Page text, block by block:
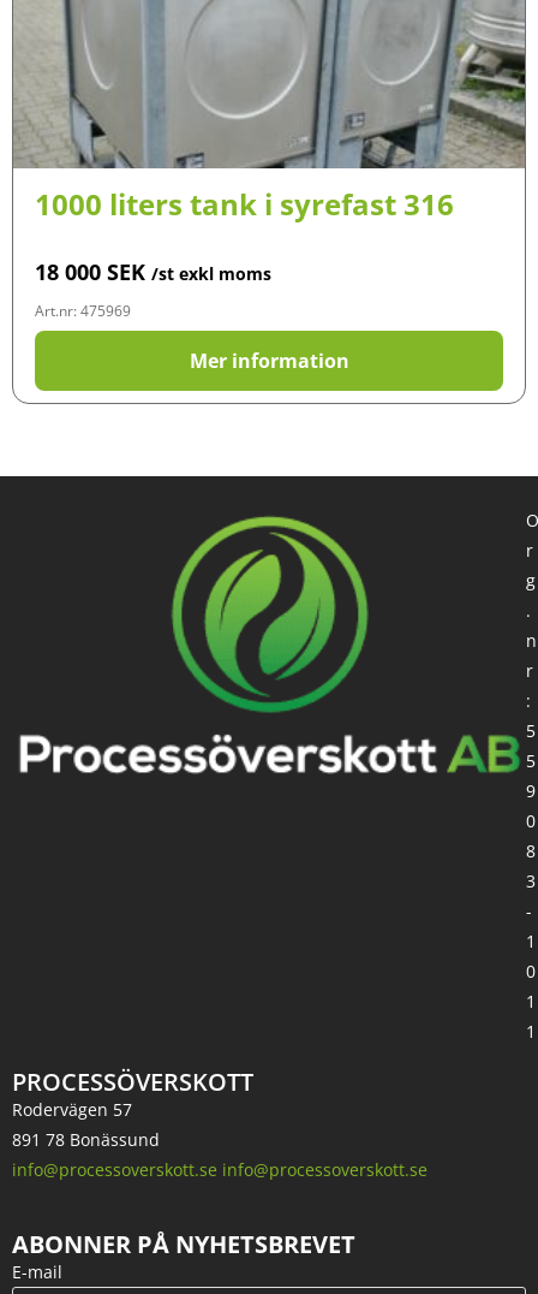
1000 liters tank i syrefast 316
18 000 SEK /st exkl moms
Art.nr: 475969
Mer information
PROCESSÖVERSKOTT
Rodervägen 57
891 78 Bonässund
info@processoverskott.se info@processoverskott.se
O
r
g
.
n
r
:
5
5
9
0
8
3
-
1
0
1
1
ABONNER PÅ NYHETSBREVET
E-mail